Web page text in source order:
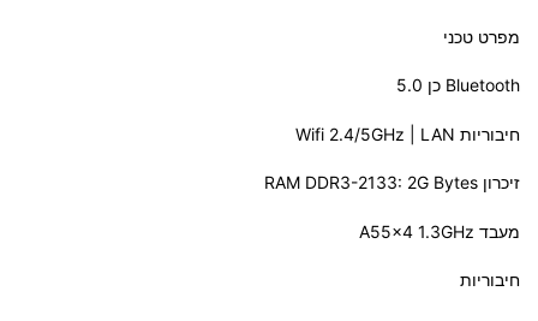
מפרט טכני
Bluetooth כן 5.0
חיבוריות Wifi 2.4/5GHz | LAN
זיכרון RAM DDR3-2133: 2G Bytes
מעבד A55x4 1.3GHz
חיבוריות